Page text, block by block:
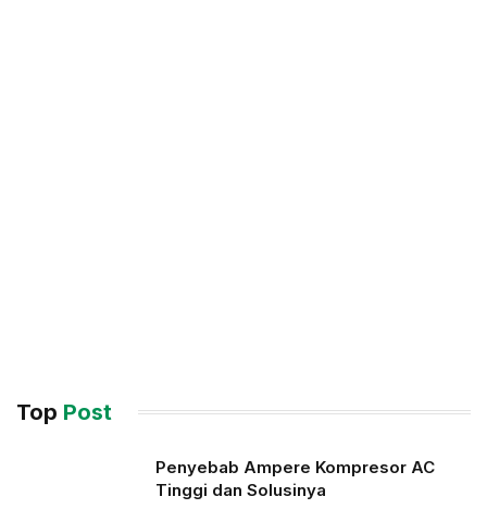
Top Post
Penyebab Ampere Kompresor AC
Tinggi dan Solusinya